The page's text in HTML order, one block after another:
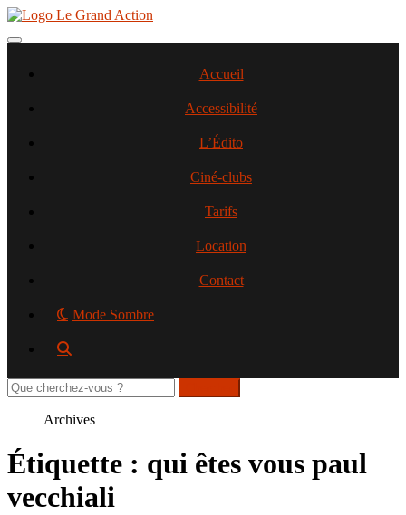
Aller
contenu
Toggle navigation
Accueil
Accessibilité
L’Édito
Ciné-clubs
Tarifs
Location
Contact
Mode Sombre
Rechercher
sur
Archives
Étiquette : qui êtes vous paul
vecchiali